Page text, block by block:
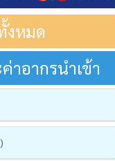
งหมด
าอากรนำเข้า